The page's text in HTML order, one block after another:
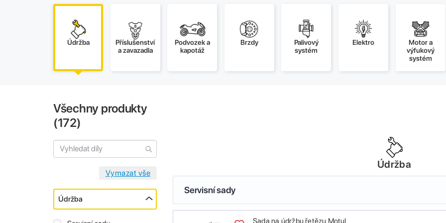
Údržba
Příslušenství
a zavazadla
Podvozek a
kapotáž
Brzdy
Palivový
systém
Elektro
Motor a
výfukový
systém
Všechny produkty
(172)
Údržba
Údržba
Servisní sady